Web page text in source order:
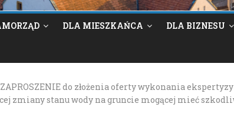
DLA MIESZKAŃCA DLA BIZNESU
ZAPROSZENIE do złożenia oferty wykonania
zmiany stanu wody na gruncie mogącej mieć